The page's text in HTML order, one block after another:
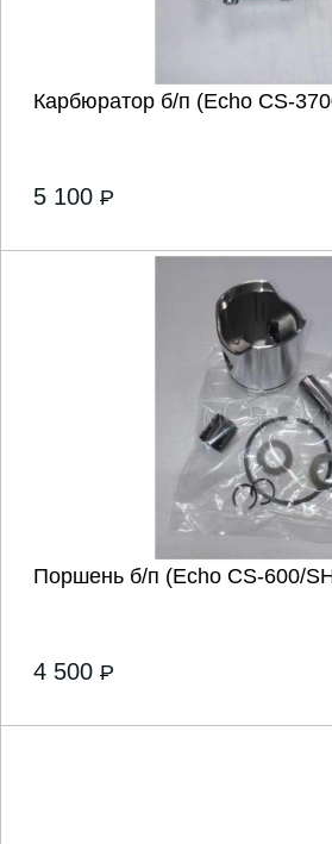
Карбюратор б/п (Echo CS-
5 100 P
Поршень б/п (Echo CS-600/
4 500 P